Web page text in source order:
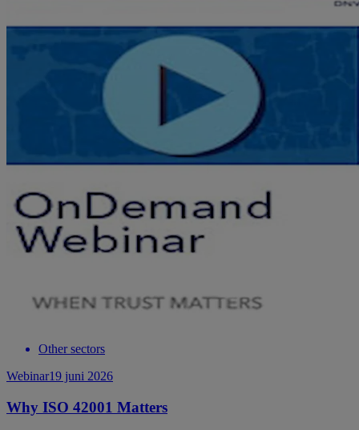
Other sectors
Webinar19 juni 2026
Why ISO 42001 Matters